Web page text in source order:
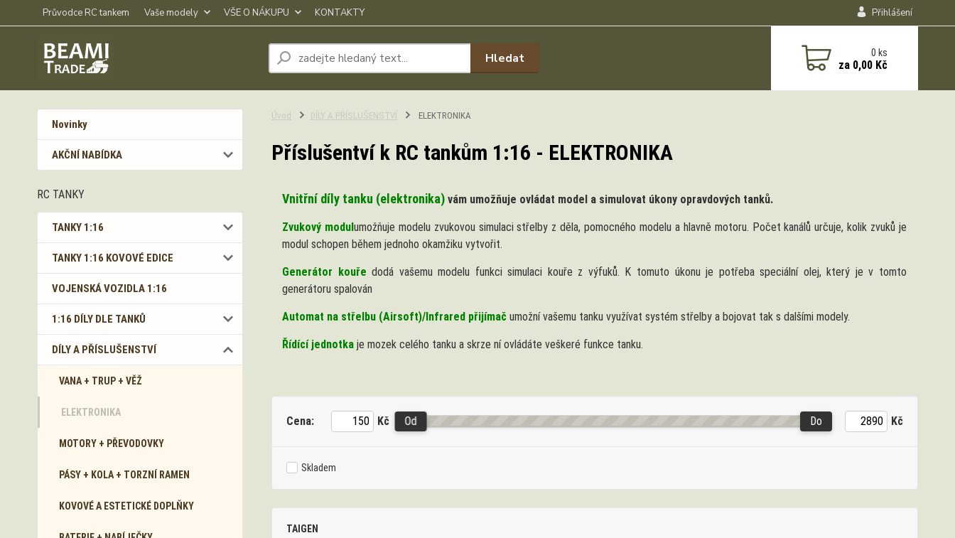
Průvodce RC tankem Vaše modely VŠE O NÁKUPU KONTAKTY Přihlášení
Hledat 0ks
za 0,00 Kč
Novinky
AKČNÍ NABÍDKA
RC TANKY
TANKY 1:16
TANKY 1:16 KOVOVÉ EDICE
VOJENSKÁ VOZIDLA 1:16
1:16 DÍLY DLE TANKŮ
DÍLY A PŘÍSLUŠENSTVÍ
VANA + TRUP + VĚŽ
ELEKTRONIKA
MOTORY + PŘEVODOVKY
PÁSY + KOLA + TORZNÍ RAMEN
KOVOVÉ A ESTETICKÉ DOPLŇKY
Úvod DÍLY A PŘÍSLUŠENSTVÍ ELEKTRONIKA
Příslušentví k RC tankům 1:16 - ELEKTRONIKA
Vnitřní díly tanku (elektronika) vám umožňuje ovládat model a simulovat úkony opravdových tanků.
Zvukový modulumožňuje modelu zvukovou simulaci střelby z děla, pomocného modelu a hlavně motoru. Počet kanálů určuje, kolik zvuků je
modul schopen během jednoho okamžiku vytvořit.
Generátor kouře dodá vašemu modelu funkci simulaci kouře z výfuků. K tomuto úkonu je potřeba speciální olej, který je v tomto
generátoru spalován
Automat na střelbu (Airsoft)/Infrared přijímačumožní vašemu tanku využívat systém střelby a bojovat tak s dalšími modely.
Řídící jednotkaje mozek celého tanku a skrze ní ovládáte veškeré funkce tanku.
Cena: Kč Od Do Kč
Skladem
TAIGEN